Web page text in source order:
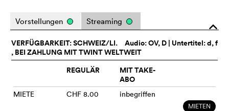
o
Vorstellungen Streaming
Audio:OV, D | Untertitel: d, f
VERFÜGBARKEIT: SCHWEIZ/LI.
, BEI ZAHLUNG MIT TWINT WELTWEIT
REGULÄR
MIT TAKE-
ABO
MIETE CHF 8.00 inbegriffen
MIETEN